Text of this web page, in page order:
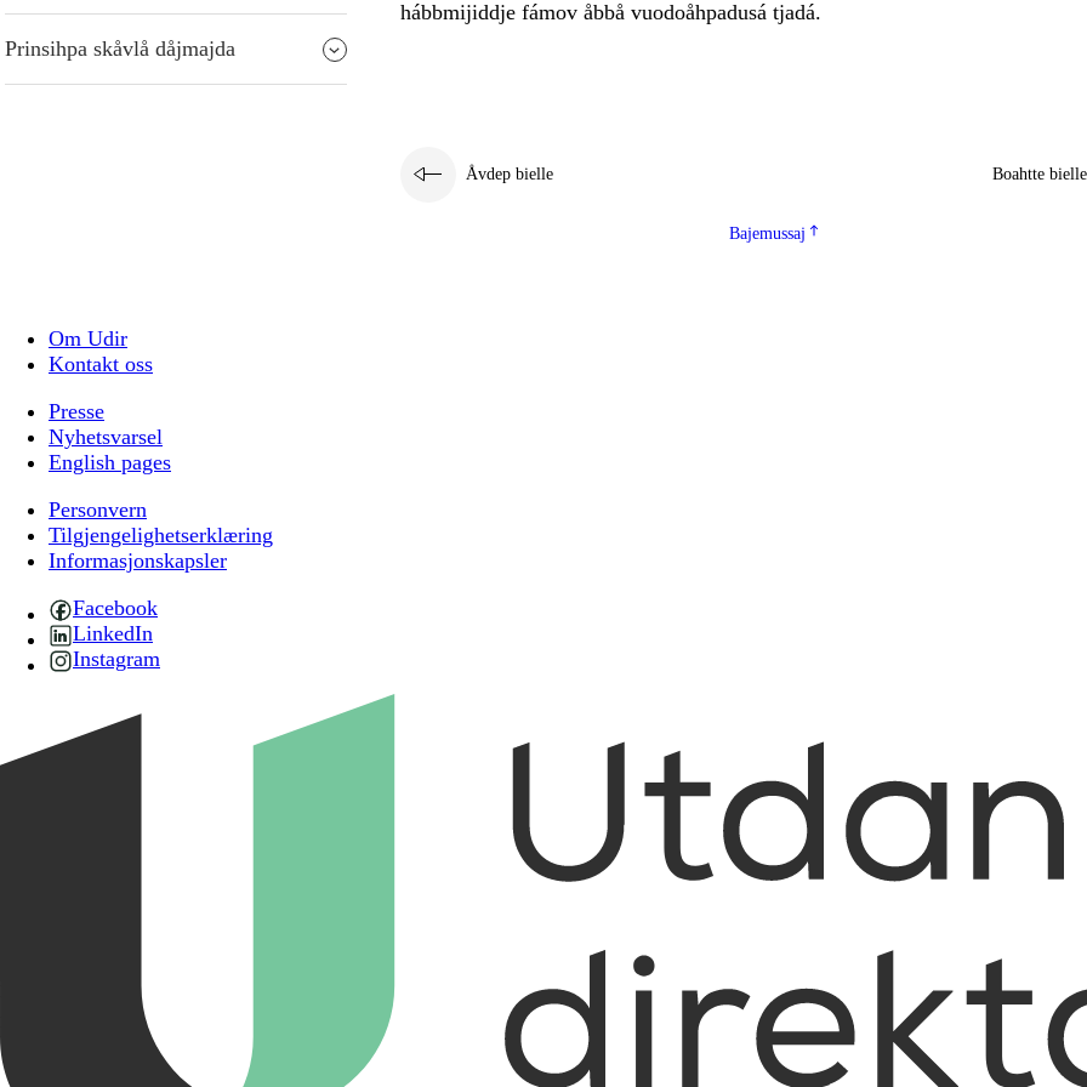
Prinsihpa skåvlå dåjmajda
hábbmijiddje fámov åbbå vuodoåhpadusá tjadá.
Åvdep bielle Boahtte bielle
Bajemussaj
Om Udir
Kontakt oss
Presse
Nyhetsvarsel
English pages
Personvern
Tilgjengelighetserklæring
Informasjonskapsler
Facebook
LinkedIn
Instagram